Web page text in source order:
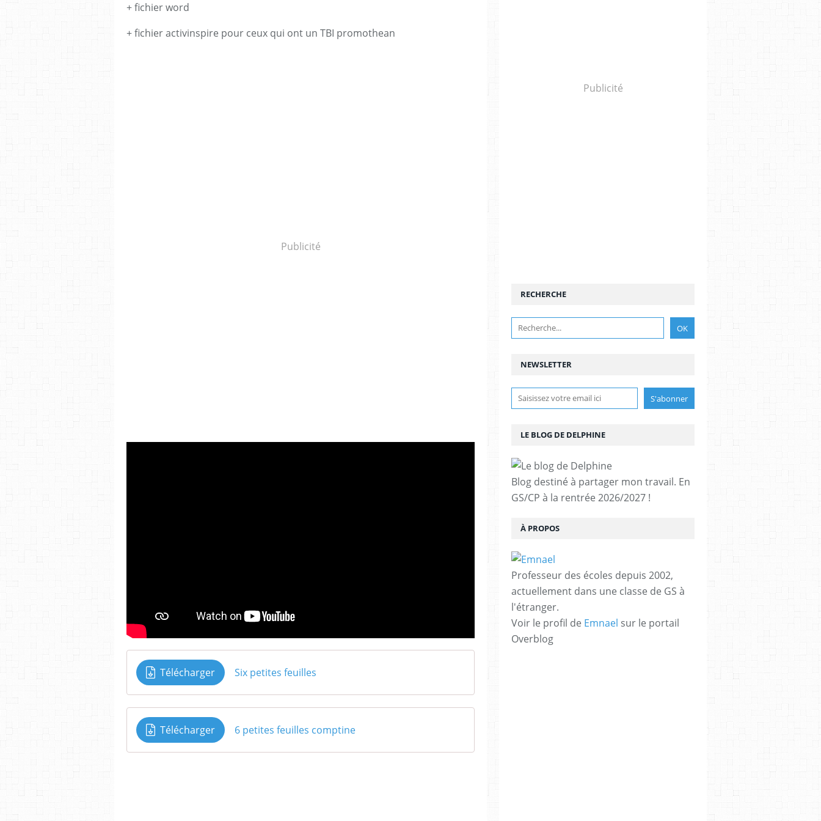
+ fichier word
+ fichier activinspire pour ceux qui ont un TBI promothean
Publicité
Télécharger Six petites feuilles
Télécharger 6 petites feuilles comptine
Publicité
NEWSLETTER
RECHERCHE
LE BLOG DE DELPHINE
Blog destiné à partager mon travail. En
GS/CP à la rentrée 2026/2027 !
À PROPOS
Professeur des écoles depuis 2002,
actuellement dans une classe de GS à
l'étranger.
Voir le profil de Emnael sur le portail
Overblog